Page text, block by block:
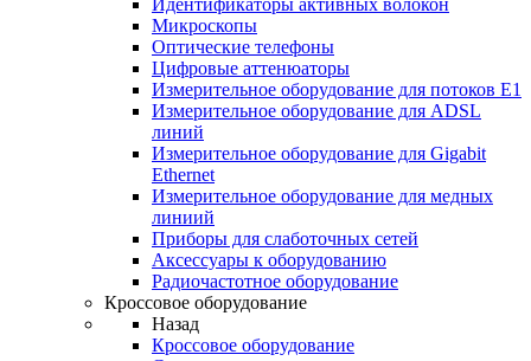
Идентификаторы активных волокон
Микроскопы
Оптические телефоны
Цифровые аттенюаторы
Измерительное оборудование для потоков Е1
Измерительное оборудование для ADSL
линий
Измерительное оборудование для Gigabit
Ethernet
Измерительное оборудование для медных
линиий
Приборы для слаботочных сетей
Аксессуары к оборудованию
Радиочастотное оборудование
Кроссовое оборудование
Назад
Кроссовое оборудование